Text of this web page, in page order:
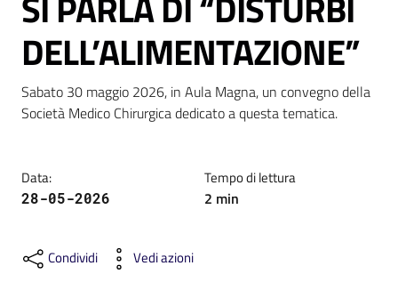
Reparti
Novità
a
DELL’ALIMENTAZIONE”
Sabato 30 maggio 2026, in Aula Magna, un convegno della
Società Medico Chirurgica dedicato a questa tematica.
Data:
28-05-2026
Tempo di lettura
2 min
Condividi Vedi azioni